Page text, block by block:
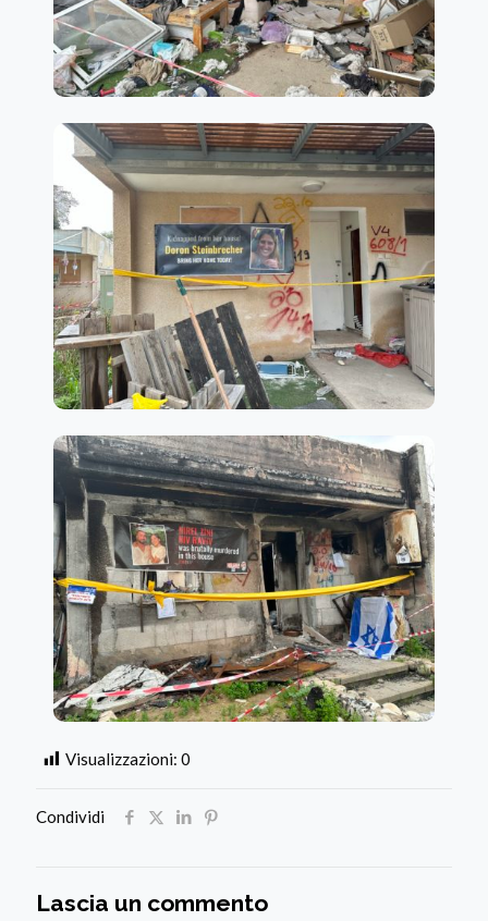
Visualizzazioni: 0
Condividi
Lascia un commento